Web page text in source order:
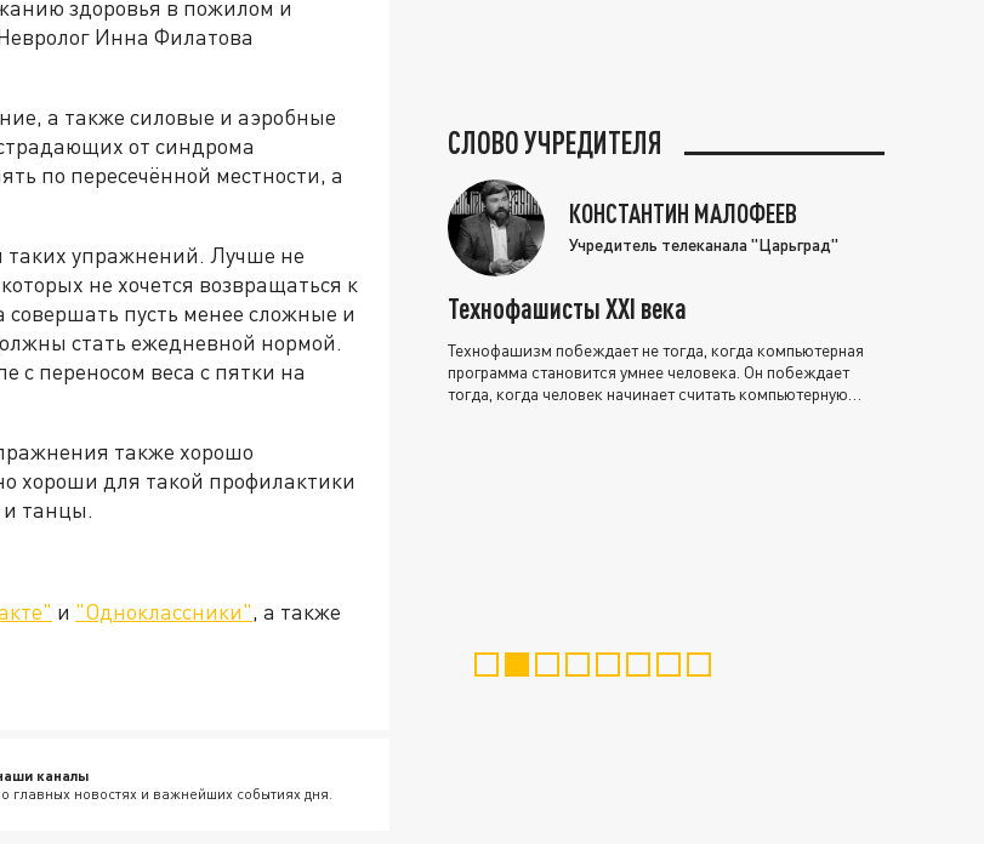
здоровья в пожилом и
Инна Филатова
а также силовые и аэробные
от синдрома
по пересечённой местности, а
таких упражнений. Лучше не
не хочется возвращаться к
совершать пусть менее сложные и
стать ежедневной нормой.
с переносом веса с пятки на
также хорошо
хороши для такой профилактики
танцы.
и "Одноклассники", а также
каналы
главных новостях и важнейших событиях дня.
СЛОВО УЧРЕДИТЕЛЯ
КОНСТАНТИН МАЛОФЕЕВ
Учредитель телеканала "Царьград"
Технофашисты XXI века
Технофашизм побеждает не тогда, когда компьютерная
программа становится умнее человека. Он побеждает
тогда, когда человек начинает считать компьютерную